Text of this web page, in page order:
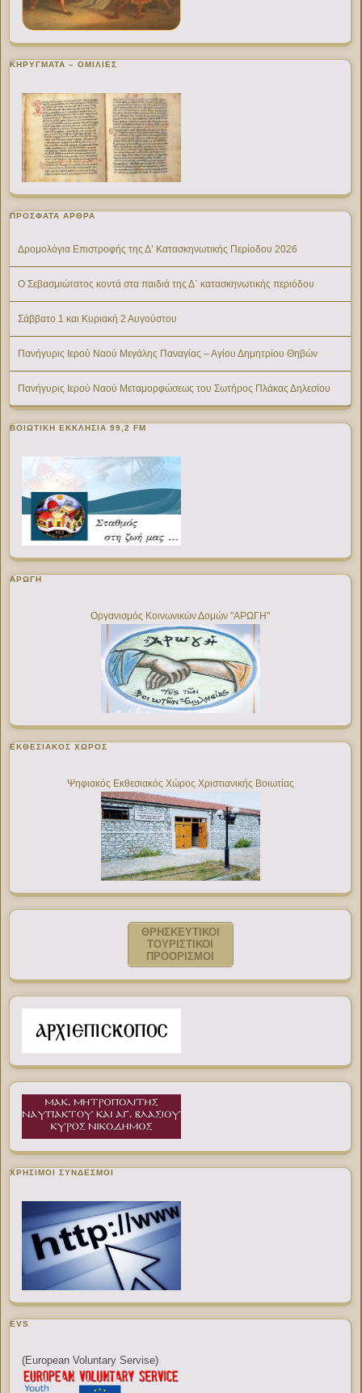
ΚΗΡΥΓΜΑΤΑ – ΟΜΙΛΙΕΣ
ΠΡΌΣΦΑΤΑ ΆΡΘΡΑ
Δρομολόγια Επιστροφής της Δ’ Κατασκηνωτικής Περίοδου 2026
Ο Σεβασμιώτατος κοντά στα παιδιά της Δ΄ κατασκηνωτικής περιόδου
Σάββατο 1 και Κυριακή 2 Αυγούστου
Πανήγυρις Ιερού Ναού Μεγάλης Παναγίας – Αγίου Δημητρίου Θηβών
Πανήγυρις Ιερού Ναού Μεταμορφώσεως του Σωτήρος Πλάκας Δηλεσίου
ΒΟΙΩΤΙΚΉ ΕΚΚΛΗΣΊΑ 99,2 FM
ΑΡΩΓΗ
Οργανισμός Κοινωνικών Δομών "ΑΡΩΓΗ"
ΕΚΘΕΣΙΑΚΌΣ ΧΏΡΟΣ
Ψηφιακός Εκθεσιακός Χώρος Χριστιανικής Βοιωτίας
ΘΡΗΣΚΕΥΤΙΚΟΙ
ΤΟΥΡΙΣΤΙΚΟΙ
ΠΡΟΟΡΙΣΜΟΙ
ΧΡΉΣΙΜΟΙ ΣΎΝΔΕΣΜΟΙ
EVS
(European Voluntary Servise)